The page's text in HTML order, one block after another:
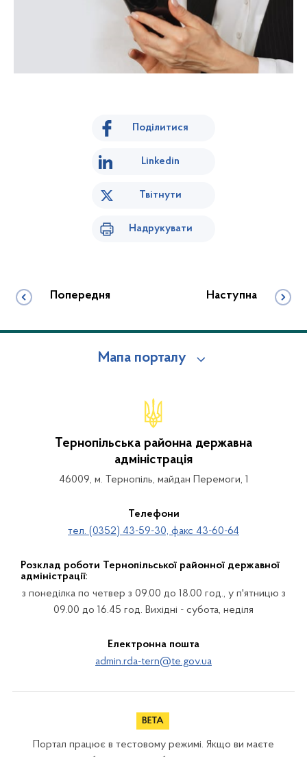
Поділитися
Linkedin
Твітнути
Надрукувати
Попередня Наступна
Мапа порталу
Тернопільська районна державна
адміністрація
46009, м. Тернопіль, майдан Перемоги, 1
Телефони
тел. (0352) 43-59-30, факс 43-60-64
Розклад роботи Тернопільської районної державної
адміністрації:
з понеділка по четвер з 09.00 до 18.00 год., у п'ятницю з
09.00 до 16.45 год. Вихідні - субота, неділя
Електронна пошта
admin.rda-tern@te.gov.ua
Портал працює в тестовому режимі. Якщо ви маєте